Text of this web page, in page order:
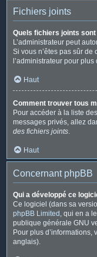
Fichiers joints
Quels fichiers joints
L’administrateur peut
Si vous n’êtes pas sûr
l’administrateur pour plus
Haut
Comment trouver tous
Pour accéder à la liste
messages privés, allez
des fichiers joints.
Haut
Concernant phpBB
Qui a développé ce
Ce logiciel (dans sa
phpBB Limited , qui en a
publique générale GNU
Pour plus d’informations,
anglais).